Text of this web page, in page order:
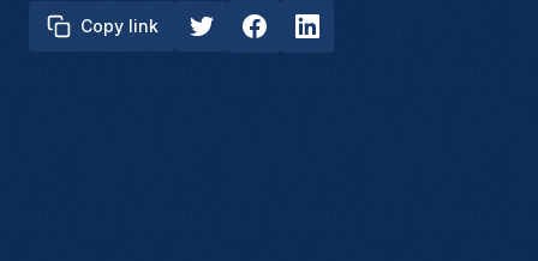
Copy link